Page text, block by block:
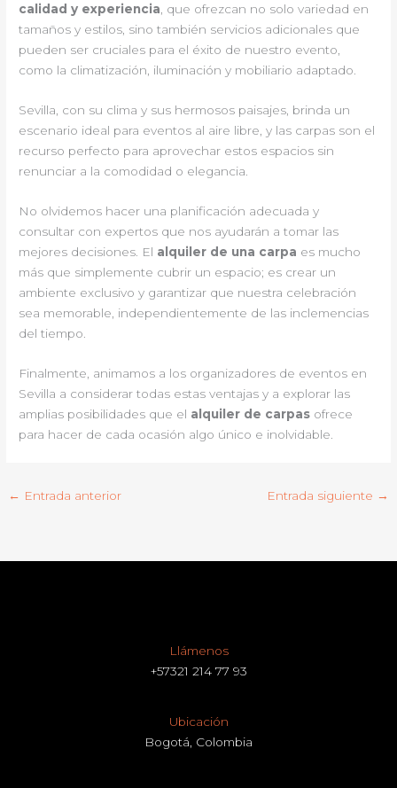
calidad y experiencia , que ofrezcan no solo variedad en
tamaños y estilos, sino también servicios adicionales que
pueden ser cruciales para el éxito de nuestro evento,
como la climatización, iluminación y mobiliario adaptado.
Sevilla, con su clima y sus hermosos paisajes, brinda un
escenario ideal para eventos al aire libre, y las carpas son el
recurso perfecto para aprovechar estos espacios sin
renunciar a la comodidad o elegancia.
No olvidemos hacer una planificación adecuada y
consultar con expertos que nos ayudarán a tomar las
mejores decisiones. El alquiler de una carpa es mucho
más que simplemente cubrir un espacio; es crear un
ambiente exclusivo y garantizar que nuestra celebración
sea memorable, independientemente de las inclemencias
del tiempo.
Finalmente, animamos a los organizadores de eventos en
Sevilla a considerar todas estas ventajas y a explorar las
amplias posibilidades que el alquiler de carpas ofrece
para hacer de cada ocasión algo único e inolvidable.
← Entrada anterior Entrada siguiente →
Llámenos
+57321 214 77 93
Ubicación
Bogotá, Colombia